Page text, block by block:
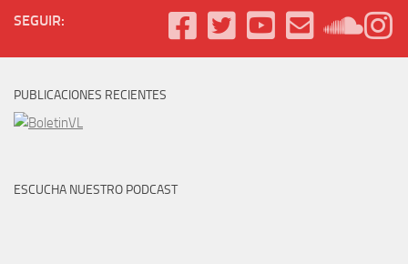
SEGUIR:
PUBLICACIONES RECIENTES
ESCUCHA NUESTRO PODCAST